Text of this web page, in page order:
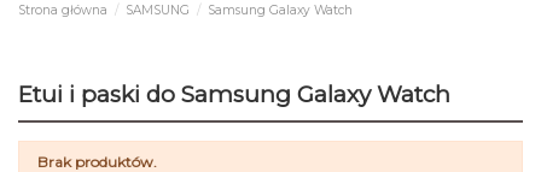
Strona główna SAMSUNG Samsung Galaxy Watch
Etui i paski do Samsung Galaxy Watch
Brak produktów.